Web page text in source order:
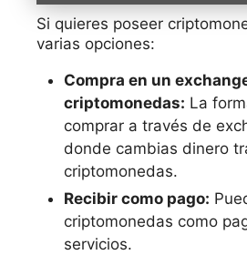
Si quieres poseer
varias opciones:
Compra en un
criptomonedas: La
comprar a través de
donde cambias dinero
criptomonedas.
Recibir como pago:
criptomonedas como
servicios.